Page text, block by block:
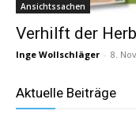
Ansichtssachen
Verhilft der
Inge Wollschläger - 8.
Aktuelle Beiträge